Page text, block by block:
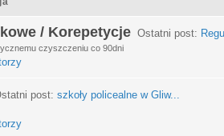
/ Korepetycje Ostatni post:
czyszczeniu co 90dni
post: szkoły policealne w Gliw...